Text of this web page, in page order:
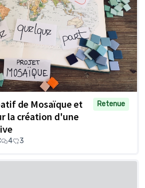
de Mosaïque et
la création d'une
Retenue
4 3